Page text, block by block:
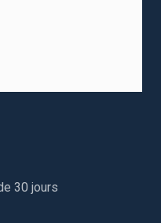
30 jours